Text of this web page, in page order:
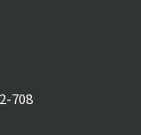
708